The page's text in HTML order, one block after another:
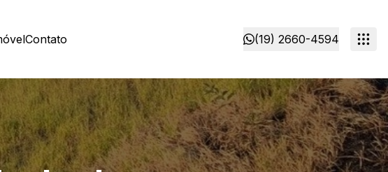
Contato (19) 2660-4594